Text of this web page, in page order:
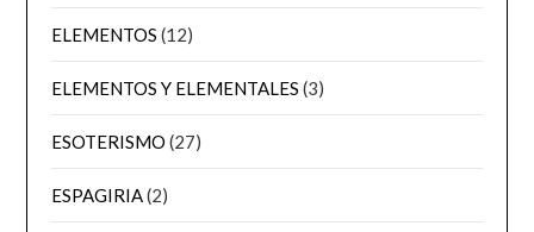
ELEMENTOS (12)
ELEMENTOS Y ELEMENTALES (3)
ESOTERISMO (27)
ESPAGIRIA(2)